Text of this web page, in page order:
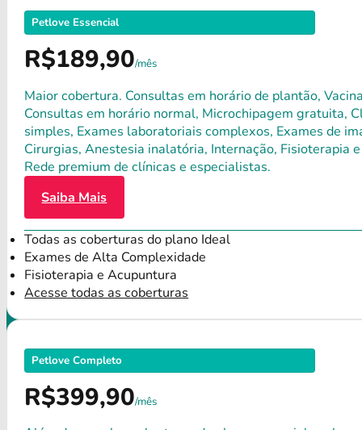
Petlove Essencial
R$189,90/mês
Maior cobertura. Consultas em horário de plantão,
Consultas em horário normal, Microchipagem gratuita,
simples, Exames laboratoriais complexos, Exames de
Cirurgias, Anestesia inalatória, Internação, Fisioterapia
Rede premium de clínicas e especialistas.
Saiba Mais
Todas as coberturas do plano Ideal
Exames de Alta Complexidade
Fisioterapia e Acupuntura
Acesse todas as coberturas
Petlove Completo
R$399,90/mês